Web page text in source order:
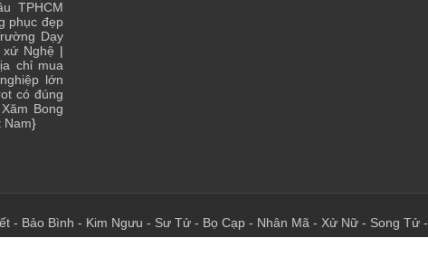
TPHCM
phục đẹp
Dạy
Nghệ |
chỉ mua
lớn
có đúng
Bong
Nam}
- Bảo Bình - Kim Ngưu - Sư Tử - Bọ Cạp - Nhân Mã - Xử Nữ - Song Tử -